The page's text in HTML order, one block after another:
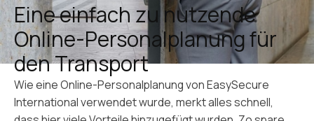
Eine einfach zu nutzende
Online-Personalplanung für
den Transport
Wie eine Online-Personalplanung von EasySecure
International verwendet wurde, merkt alles schnell,